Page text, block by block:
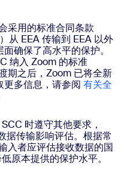
采用的标准合同条款
从 EEA 传输到 EEA 以外
确保了高水平的保护。
纳入 Zoom 的标准
期之后，Zoom 已将全新
更多信息，请参阅 有关全
时遵守其他要求，
据传输影响评估。根据常
入者应评估接收数据的国
原本提供的保护水平。